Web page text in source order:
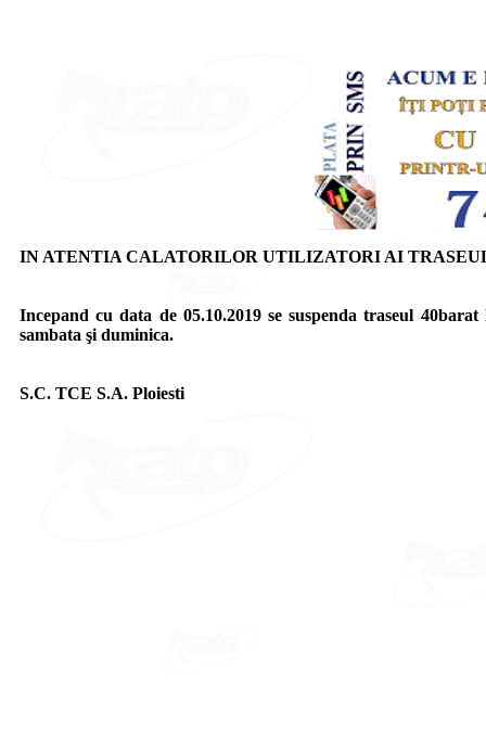
IN ATENTIA CALATORILOR UTILIZATORI AI
Incepand cu data de 05.10.2019 se suspenda traseul
sambata şi duminica.
S.C. TCE S.A. Ploiesti